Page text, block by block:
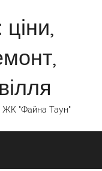
ЖК "Файна Таун"